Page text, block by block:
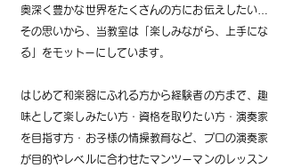
奥深く豊かな世界をたくさんの方にお伝えしたい…
その思いから、当教室は「楽しみながら、上手にな
る」をモットーにしています。
はじめて和楽器にふれる方から経験者の方まで、趣
味として楽しみたい方・資格を取りたい方・演奏家
を目指す方・お子様の情操教育など、プロの演奏家
が目的やレベルに合わせたマンツーマンのレッスン